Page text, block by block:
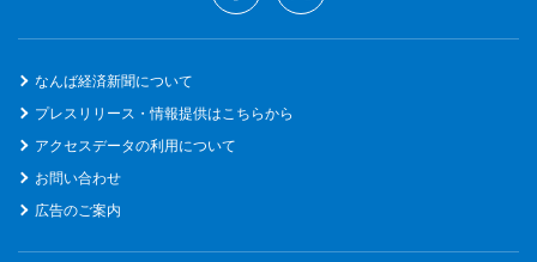
なんば経済新聞について
プレスリリース・情報提供はこちらから
アクセスデータの利用について
お問い合わせ
広告のご案内